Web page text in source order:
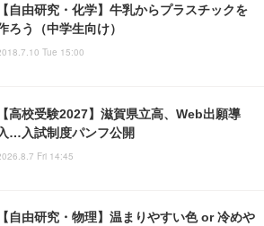
【自由研究・化学】牛乳からプラスチックを
ろう（中学生向け）
Tue 15:00
【高校受験2027】滋賀県立高、Web出願導
入…入試制度パンフ公開
Fri 14:45
【自由研究・物理】温まりやすい色 or 冷めや